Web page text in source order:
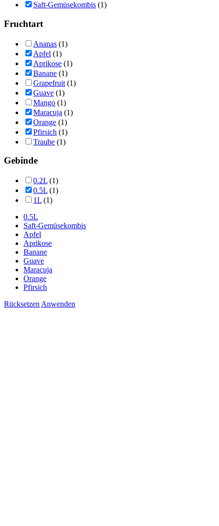
Saft-Gemüsekombis (1)
Fruchtart
Ananas (1)
Apfel (1)
Aprikose (1)
Banane (1)
Grapefruit (1)
Guave (1)
Mango (1)
Maracuja (1)
Orange (1)
Pfirsich (1)
Traube (1)
Gebinde
0.2L (1)
0.5L (1)
1L (1)
0.5L
Saft-Gemüsekombis
Apfel
Aprikose
Banane
Guave
Maracuja
Orange
Pfirsich
Rücksetzen Anwenden